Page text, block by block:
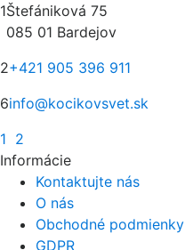
1Štefániková 75
085 01 Bardejov
2+421 905 396 911
6info@kocikovsvet.sk
1 2
Informácie
Kontaktujte nás
O nás
Obchodné podmienky
GDPR